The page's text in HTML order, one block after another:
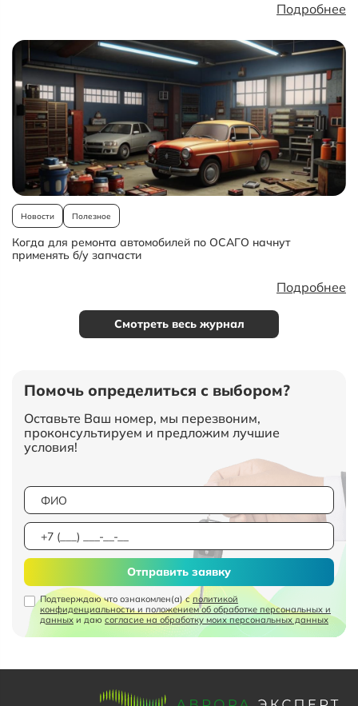
Подробнее
Новости Полезное
Когда для ремонта автомобилей по ОСАГО начнут
применять б/у запчасти
Подробнее
Смотреть весь журнал
Помочь определиться с выбором?
Оставьте Ваш номер, мы перезвоним,
проконсультируем и предложим лучшие
условия!
Подтверждаю что ознакомлен(а) с политикой
конфиденциальности и положением об обработке персональных и
данных и даю согласие на обработку моих персональных данных
Отправить заявку